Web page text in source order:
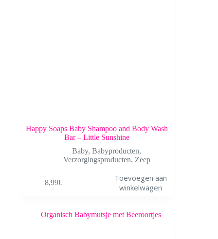
Happy Soaps Baby Shampoo and Body Wash
Bar – Little Sunshine
Baby,Babyproducten,
Verzorgingsproducten, Zeep
8,99€
Toevoegen aan
winkelwagen